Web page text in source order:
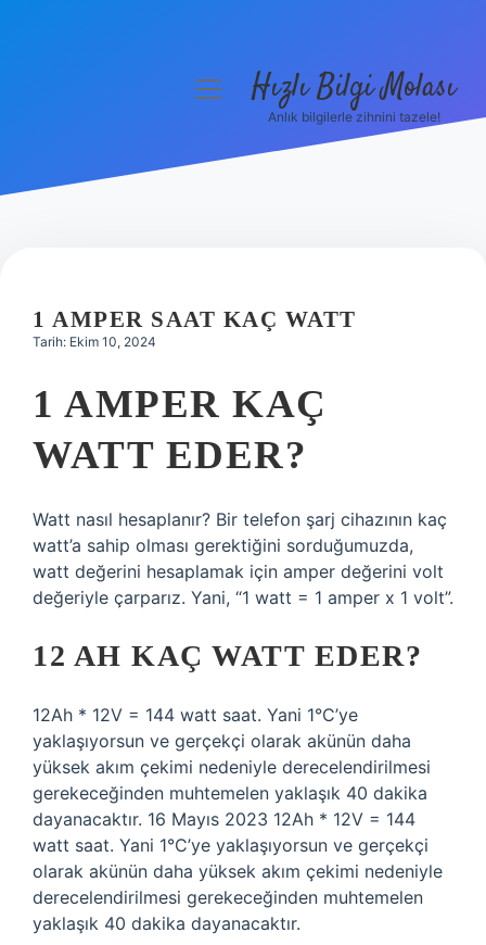
Hakkımızda
menüyüHızlı Bilgi Molası
Anlık bilgilerle zihnini tazele!
1 AMPER SAAT KAÇ WATT
Tarih: Ekim 10, 2024
1 AMPER KAÇ
WATT EDER?
Watt nasıl hesaplanır? Bir telefon şarj cihazının kaç
watt’a sahip olması gerektiğini sorduğumuzda,
watt değerini hesaplamak için amper değerini volt
değeriyle çarparız. Yani, “1 watt = 1 amper x 1 volt”.
12 AH KAÇ WATT EDER?
12Ah * 12V = 144 watt saat. Yani 1°C’ye
yaklaşıyorsun ve gerçekçi olarak akünün daha
yüksek akım çekimi nedeniyle derecelendirilmesi
gerekeceğinden muhtemelen yaklaşık 40 dakika
dayanacaktır. 16 Mayıs 2023 12Ah * 12V = 144
watt saat. Yani 1°C’ye yaklaşıyorsun ve gerçekçi
olarak akünün daha yüksek akım çekimi nedeniyle
derecelendirilmesi gerekeceğinden muhtemelen
yaklaşık 40 dakika dayanacaktır.